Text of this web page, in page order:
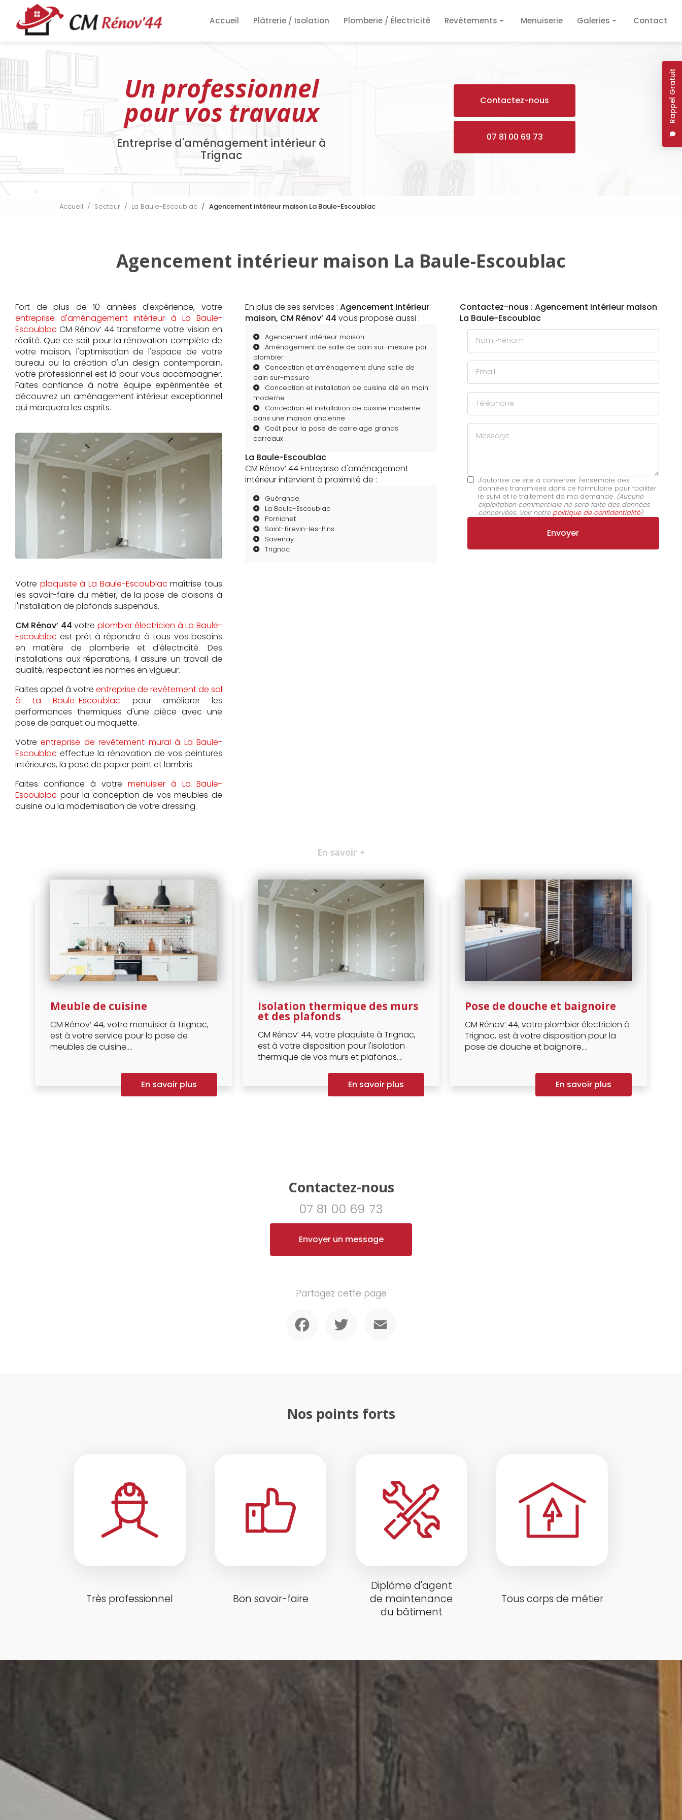
contenu
principal
Rappel Gratuit
Accueil Plâtrerie / Isolation Plomberie / Électricité Revêtements Menuiserie Galeries Contact
Un professionnel
pour vos travaux
Entreprise d'aménagement intérieur à
Trignac
Contactez-nous
07 81 00 69 73
Accueil Secteur La Baule-Escoublac Agencement intérieur maison La Baule-Escoublac
Agencement intérieur maison La Baule-Escoublac
Fort de plus de 10 années d'expérience, votre
entreprise d'aménagement intérieur à La Baule-
Escoublac CM Rénov’ 44 transforme votre vision en
réalité. Que ce soit pour la rénovation complète de
votre maison, l'optimisation de l'espace de votre
bureau ou la création d'un design contemporain,
votre professionnel est là pour vous accompagner.
Faites confiance à notre équipe expérimentée et
découvrez un aménagement intérieur exceptionnel
qui marquera les esprits.
Votre plaquiste à La Baule-Escoublac maîtrise tous
les savoir-faire du métier, de la pose de cloisons à
l'installation de plafonds suspendus.
CM Rénov’ 44 votre plombier électricien à La Baule-
Escoublac est prêt à répondre à tous vos besoins
en matière de plomberie et d'électricité. Des
installations aux réparations, il assure un travail de
qualité, respectant les normes en vigueur.
Faites appel à votre entreprise de revêtement de sol
à La Baule-Escoublac pour améliorer les
performances thermiques d'une pièce avec une
pose de parquet ou moquette.
Votreentreprise de revêtement mural à La Baule-
Escoublac effectue la rénovation de vos peintures
intérieures, la pose de papier peint et lambris.
Faites confiance à votre menuisier à La Baule-
Escoublac pour la conception de vos meubles de
cuisine ou la modernisation de votre dressing.
En plus de ses services : Agencement intérieur
maison, CM Rénov’ 44 vous propose aussi :
Agencement intérieur maison
Aménagement de salle de bain sur-mesure par
plombier
Conception et aménagement d'une salle de
bain sur-mesure
Conception et installation de cuisine clé en main
moderne
Conception et installation de cuisine moderne
dans une maison ancienne
Coût pour la pose de carrelage grands
carreaux
La Baule-Escoublac
CM Rénov’ 44 Entreprise d'aménagement
intérieur intervient à proximité de :
Guérande
La Baule-Escoublac
Pornichet
Saint-Brevin-les-Pins
Savenay
Trignac
Contactez-nous : Agencement intérieur maison
La Baule-Escoublac
Nom Prénom
Email
Téléphone
Message
J'autorise ce site à conserver l'ensemble des
données transmises dans ce formulaire pour faciliter
le suivi et le traitement de ma demande. (Aucune
exploitation commerciale ne sera faite des données
concervées. Voir notre politique de confidentialité)
En savoir +
Meuble de cuisine
CM Rénov’ 44, votre menuisier à Trignac,
est à votre service pour la pose de
meubles de cuisine....
En savoir plus
Isolation thermique des murs
et des plafonds
CM Rénov’ 44, votre plaquiste à Trignac,
est à votre disposition pour l'isolation
thermique de vos murs et plafonds....
En savoir plus
Pose de douche et baignoire
CM Rénov’ 44, votre plombier électricien à
Trignac, est à votre disposition pour la
pose de douche et baignoire....
En savoir plus
Contactez-nous
07 81 00 69 73
Envoyer un message
Partagez cette page
Nos points forts
Très professionnel Bon savoir-faire
Diplôme d'agent
de maintenance
du bâtiment
Tous corps de métier